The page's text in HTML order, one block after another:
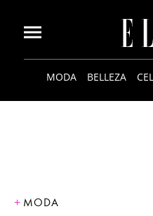
MODA BELLEZA
MODA